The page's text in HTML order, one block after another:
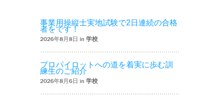
事業用操縦士実地試験で2日連続の合格
者をです！
2026年8月8日 in 学校
プロパイロットへの道を着実に歩む訓
練生のご紹介
2026年8月6日 in 学校